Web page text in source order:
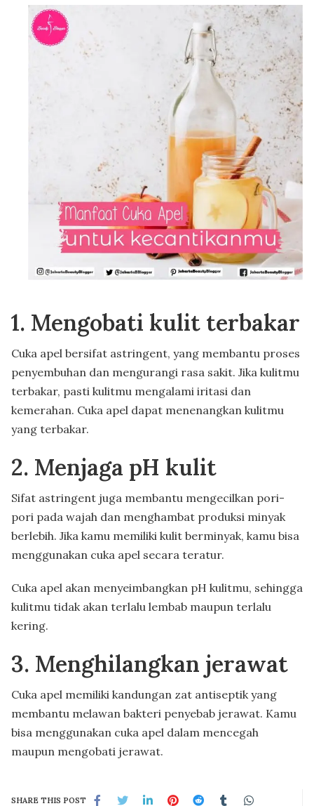
1. Mengobati kulit terbakar
Cuka apel bersifat astringent, yang membantu proses
penyembuhan dan mengurangi rasa sakit. Jika kulitmu
terbakar, pasti kulitmu mengalami iritasi dan
kemerahan. Cuka apel dapat menenangkan kulitmu
yang terbakar.
2. Menjaga pH kulit
Sifat astringent juga membantu mengecilkan pori-
pori pada wajah dan menghambat produksi minyak
berlebih. Jika kamu memiliki kulit berminyak, kamu bisa
menggunakan cuka apel secara teratur.
Cuka apel akan menyeimbangkan pH kulitmu, sehingga
kulitmu tidak akan terlalu lembab maupun terlalu
kering.
3. Menghilangkan jerawat
Cuka apel memiliki kandungan zat antiseptik yang
membantu melawan bakteri penyebab jerawat. Kamu
bisa menggunakan cuka apel dalam mencegah
maupun mengobati jerawat.
SHARE THIS POST